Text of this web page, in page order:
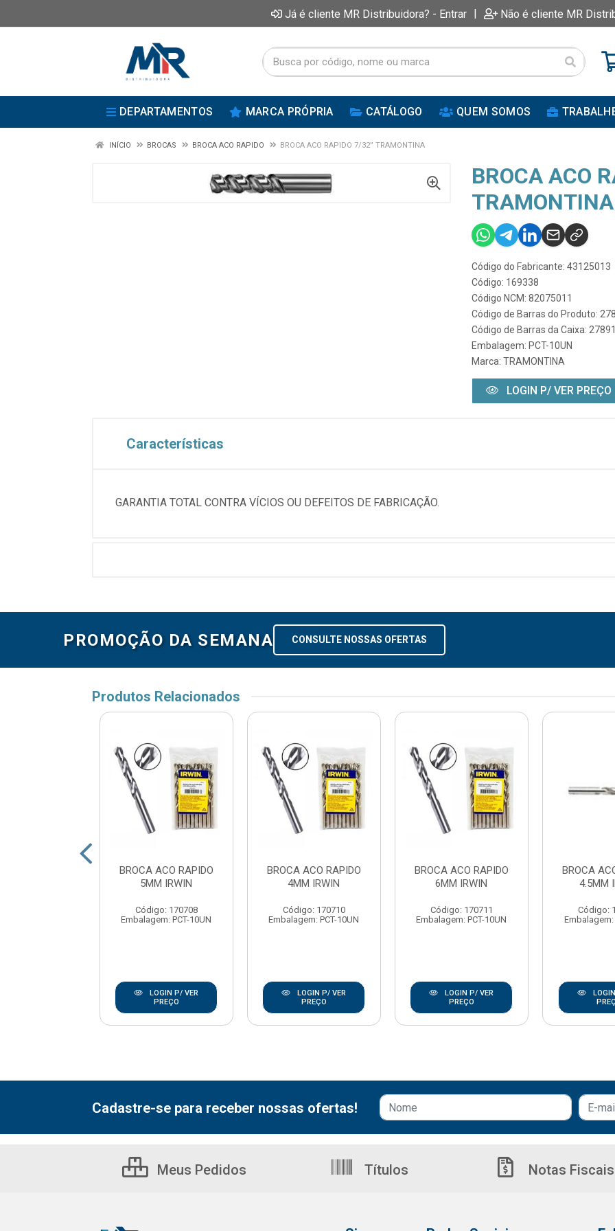
Já é cliente MR Distribuidora? - Entrar | Não é cliente MR
DEPARTAMENTOS MARCA PRÓPRIA CATÁLOGO QUEM SOMOS
INÍCIO BROCAS BROCA ACO RAPIDO BROCA ACO RAPIDO 7/32” TRAMONTINA
BROCA ACO
TRAMONTINA
Código do Fabricante: 43125013
Código: 169338
Código NCM: 82075011
Código de Barras do Produto:
Código de Barras da Caixa:
Embalagem: PCT-10UN
Marca: TRAMONTINA
LOGIN P/ VER PREÇO
Características
GARANTIA TOTAL CONTRA VÍCIOS OU DEFEITOS DE FABRICAÇÃO.
PROMOÇÃO DA SEMANA CONSULTE NOSSAS OFERTAS
Produtos Relacionados
BROCA ACO RAPIDO
5MM IRWIN
Código: 170708
Embalagem: PCT-10UN
LOGIN P/ VER
PREÇO
BROCA ACO RAPIDO
4MM IRWIN
Código: 170710
Embalagem: PCT-10UN
LOGIN P/ VER
PREÇO
BROCA ACO RAPIDO
6MM IRWIN
Código: 170711
Embalagem: PCT-10UN
LOGIN P/ VER
PREÇO
BROCA
4.5MM
Código:
Embalagem:
Cadastre-se para receber nossas ofertas!
Meus Pedidos Títulos Notas Fiscais